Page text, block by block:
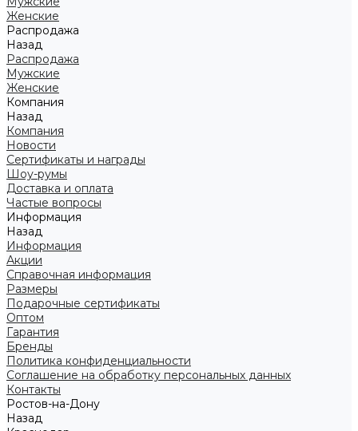
Женские
Распродажа
Назад
Распродажа
Мужские
Женские
Компания
Назад
Компания
Новости
Сертификаты и награды
Шоу-румы
Доставка и оплата
Частые вопросы
Информация
Назад
Информация
Акции
Справочная информация
Размеры
Подарочные сертификаты
Оптом
Гарантия
Бренды
Политика конфиденциальности
Соглашение на обработку персональных данных
Контакты
Ростов-на-Дону
Назад